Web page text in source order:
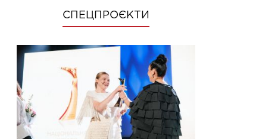
СПЕЦПРОЄКТИ